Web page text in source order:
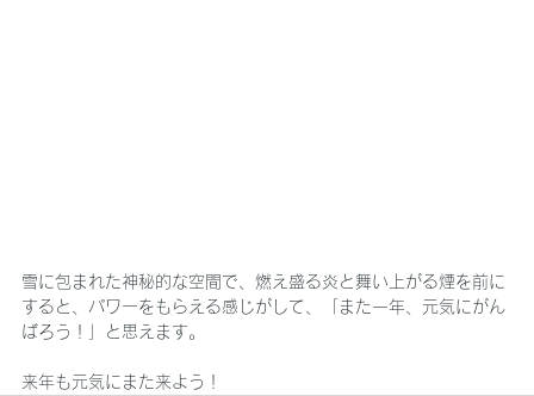
雪に包まれた神秘的な空間で、燃え盛る炎と舞い上がる煙を前に
すると、パワーをもらえる感じがして、「また一年、元気にがん
ばろう！」と思えます。
来年も元気にまた来よう！